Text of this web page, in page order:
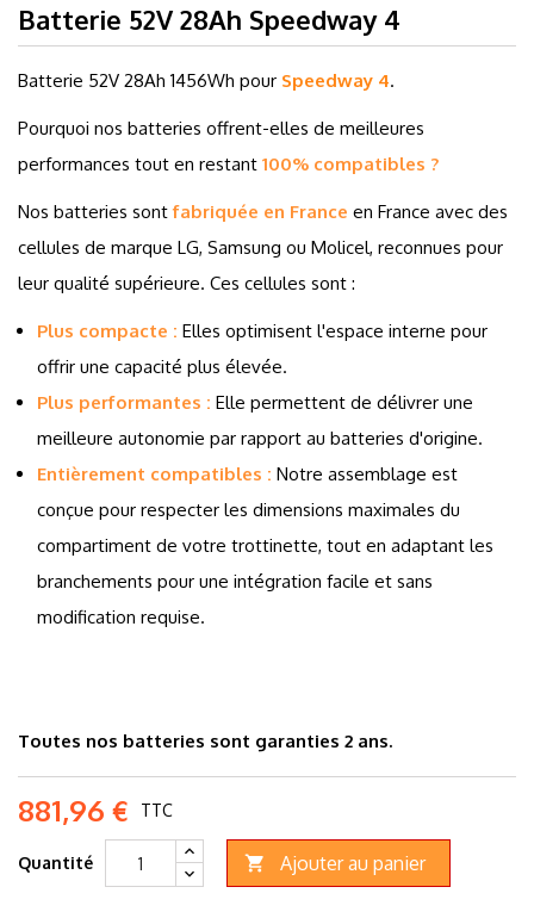
Batterie 52V 28Ah Speedway 4
Batterie 52V 28Ah 1456Wh pour Speedway 4.
Pourquoi nos batteries offrent-elles de meilleures
performances tout en restant 100% compatibles ?
Nos batteries sontfabriquée en France en France avec des
cellules de marque LG, Samsung ou Molicel, reconnues pour
leur qualité supérieure. Ces cellules sont :
Plus compacte : Elles optimisent l'espace interne pour
offrir une capacité plus élevée.
Plus performantes : Elle permettent de délivrer une
meilleure autonomie par rapport au batteries d'origine.
Entièrement compatibles : Notre assemblage est
conçue pour respecter les dimensions maximales du
compartiment de votre trottinette, tout en adaptant les
branchements pour une intégration facile et sans
modification requise.
Toutes nos batteries sont garanties 2 ans.
881,96 € TTC
Quantité  Ajouter au panier